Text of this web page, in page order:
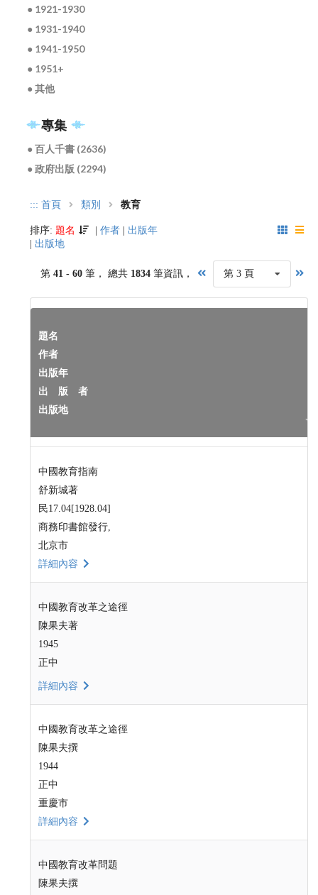
● 1921-1930
● 1931-1940
● 1941-1950
● 1951+
● 其他
專集
● 百人千書 (2636)
● 政府出版 (2294)
::: 首頁 類別 教育
排序: 題名 |作者
出版年
出版地
第 41 - 60 筆， 總共 1834筆資訊， 第 3 頁
題名
作者
出版年
出 版 者
出版地
中國教育指南
舒新城著
民17.04[1928.04]
商務印書館發行,
北京市
詳細內容
中國教育改革之途徑
陳果夫著
1945
正中
詳細內容
中國教育改革之途徑
陳果夫撰
1944
正中
重慶市
詳細內容
中國教育改革問題
陳果夫撰